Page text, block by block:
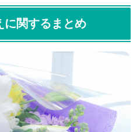
に関するまとめ